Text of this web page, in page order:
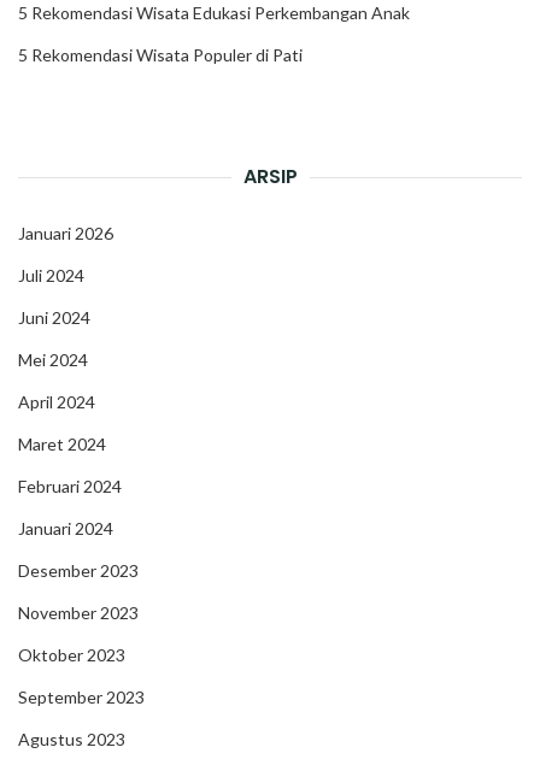
5 Rekomendasi Wisata Edukasi Perkembangan Anak
5 Rekomendasi Wisata Populer di Pati
ARSIP
Januari 2026
Juli 2024
Juni 2024
Mei 2024
April 2024
Maret 2024
Februari 2024
Januari 2024
Desember 2023
November 2023
Oktober 2023
September 2023
Agustus 2023